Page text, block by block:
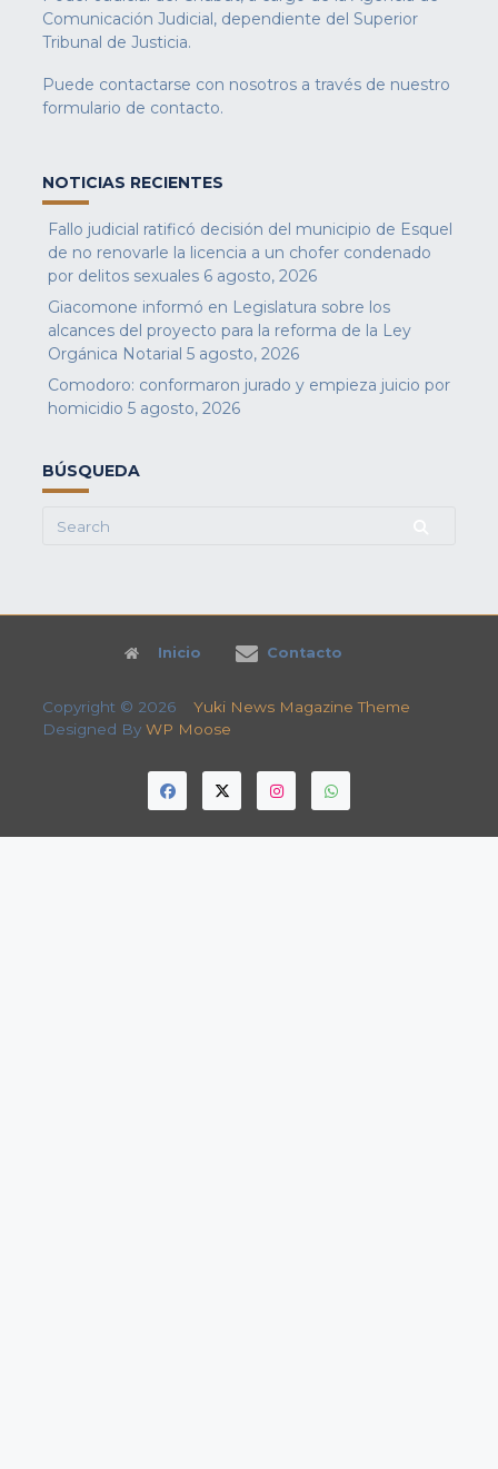
Comunicación Judicial, dependiente del Superior
Tribunal de Justicia.
Puede contactarse con nosotros a través de nuestro
formulario de contacto.
NOTICIAS RECIENTES
Fallo judicial ratificó decisión del municipio de Esquel
de no renovarle la licencia a un chofer condenado
por delitos sexuales 6 agosto, 2026
Giacomone informó en Legislatura sobre los
alcances del proyecto para la reforma de la Ley
Orgánica Notarial 5 agosto, 2026
Comodoro: conformaron jurado y empieza juicio por
homicidio 5 agosto, 2026
BÚSQUEDA
Search
Inicio Contacto
Copyright © 2026 Yuki News Magazine Theme
Designed By WP Moose